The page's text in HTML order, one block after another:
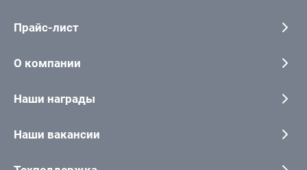
Прайс-лист
О компании
Наши награды
Наши вакансии